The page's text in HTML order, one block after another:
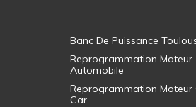
Banc De Puissance
Reprogrammation Moteur
Automobile
Reprogrammation Moteur
Car